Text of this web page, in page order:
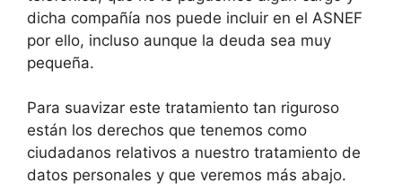
dicha compañía nos puede incluir en el ASNEF
por ello, incluso aunque la deuda sea muy
pequeña.
Para suavizar este tratamiento tan riguroso
están los derechos que tenemos como
ciudadanos relativos a nuestro tratamiento de
datos personales y que veremos más abajo.